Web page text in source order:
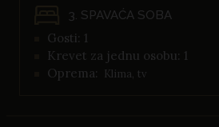
3. SPAVAĆA SOBA
Gosti: 1
Krevet za jednu osobu: 1
Oprema:
Klima, tv